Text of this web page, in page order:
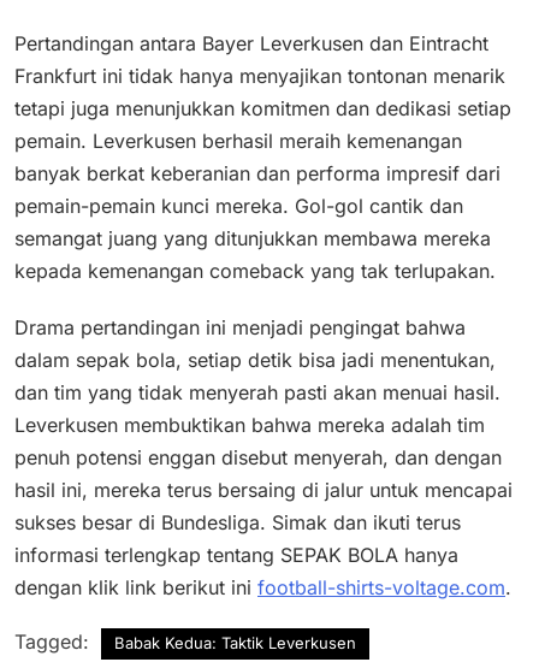
Pertandingan antara Bayer Leverkusen dan Eintracht
Frankfurt ini tidak hanya menyajikan tontonan menarik
tetapi juga menunjukkan komitmen dan dedikasi setiap
pemain. Leverkusen berhasil meraih kemenangan
banyak berkat keberanian dan performa impresif dari
pemain-pemain kunci mereka. Gol-gol cantik dan
semangat juang yang ditunjukkan membawa mereka
kepada kemenangan comeback yang tak terlupakan.
Drama pertandingan ini menjadi pengingat bahwa
dalam sepak bola, setiap detik bisa jadi menentukan,
dan tim yang tidak menyerah pasti akan menuai hasil.
Leverkusen membuktikan bahwa mereka adalah tim
penuh potensi enggan disebut menyerah, dan dengan
hasil ini, mereka terus bersaing di jalur untuk mencapai
sukses besar di Bundesliga. Simak dan ikuti terus
informasi terlengkap tentang SEPAK BOLA hanya
dengan klik link berikut ini football-shirts-voltage.com.
Tagged: Babak Kedua: Taktik Leverkusen